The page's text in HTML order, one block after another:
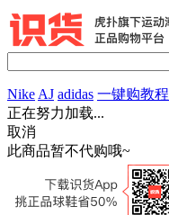
Nike AJ adidas 一键购教程
正在努力加载...
取消
此商品暂不代购哦~